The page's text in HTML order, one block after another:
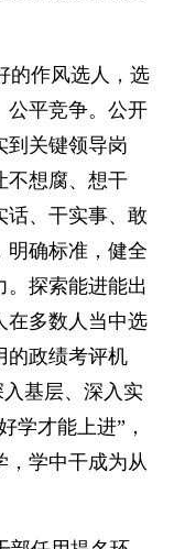
的作风选人，选
公平竞争。公开
到关键领导岗
不想腐、想干
话、干实事、敢
明确标准，健全
。探索能进能出
在多数人当中选
的政绩考评机
基层、深入实
学才能上进”，
，学中干成为从